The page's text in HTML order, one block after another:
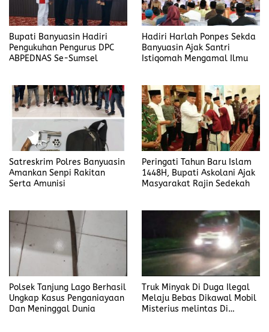
Bupati Banyuasin Hadiri
Pengukuhan Pengurus DPC
ABPEDNAS Se-Sumsel
Hadiri Harlah Ponpes Sekda
Banyuasin Ajak Santri
Istiqomah Mengamal Ilmu
Satreskrim Polres Banyuasin
Amankan Senpi Rakitan
Serta Amunisi
Peringati Tahun Baru Islam
1448H, Bupati Askolani Ajak
Masyarakat Rajin Sedekah
Polsek Tanjung Lago Berhasil
Ungkap Kasus Penganiayaan
Dan Meninggal Dunia
Truk Minyak Di Duga Ilegal
Melaju Bebas Dikawal Mobil
Misterius melintas Di